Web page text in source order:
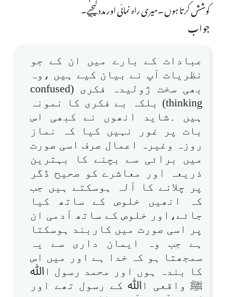
کوشش کرتا ہوں ۔میری راہ نمائی اور مدد کیجیے۔
جواب
عبادات کے بارے میں ان کے جو
نظریات آپ نے بیان کیے ہیں ،وہ
بھی سخت ژولیدہ فکری (confused
thinking) بلکہ بے فکری کا نمونہ
ہیں ۔شاید انھوں نے کبھی اس
بات پر غور نہیں کیا کہ نماز
روزہ وغیرہ اعمال صرف اسی صورت
میں برائی سے بچنے کا بہترین
ذریعہ اور معاشرے کو صحیح ڈگر
پر چلانے کا آلہ ہوسکتے ہیں جب
کہ انھیں خلوص کے ساتھ کیا
جائے،اور خلوص کے ساتھ آدمی ان
پر اسی صورت میں کاربند ہوسکتا
ہے جب وہ ایمان داری سے یہ
سمجھتا ہو کہ خدا ہے اور میں اس
کا بندہ ہوں اور محمد رسول اﷲ
ﷺ واقعی اﷲ کے رسول تھے اور